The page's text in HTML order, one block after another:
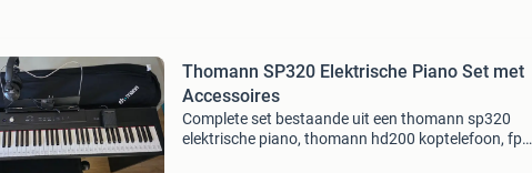
Thomann SP320 Elektrische Piano Set met
Accessoires
Complete set bestaande uit een thomann sp320
elektrische piano, thomann hd200 koptelefoon, fp1